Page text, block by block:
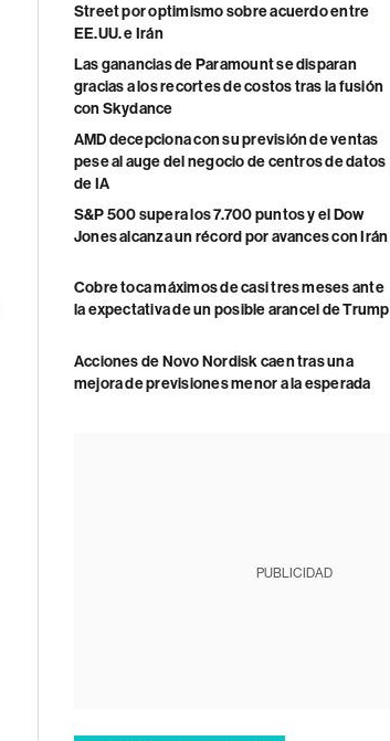
Street por optimismo sobre acuerdo entre
EE.UU. e Irán
Las ganancias de Paramount se disparan
gracias a los recortes de costos tras la fusión
con Skydance
AMD decepciona con su previsión de ventas
pese al auge del negocio de centros de datos
de IA
S&P 500 supera los 7.700 puntos y el Dow
Jones alcanza un récord por avances con Irán
Cobre toca máximos de casi tres meses ante
la expectativa de un posible arancel de Trump
Acciones de Novo Nordisk caen tras una
mejora de previsiones menor a la esperada
PUBLICIDAD